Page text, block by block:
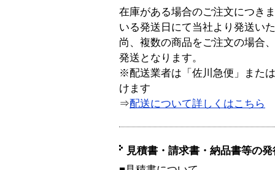
在庫がある場合のご注文につき
いる発送日にて当社より発送い
尚、複数の商品をご注文の場合
発送となります。
※配送業者は「佐川急便」また
けます
⇒配送について詳しくはこちら
見積書・請求書・納品書等の